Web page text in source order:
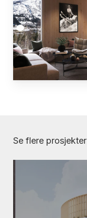
Se flere prosjekter